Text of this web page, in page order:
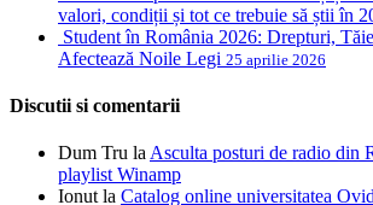
valori, condiții și tot ce trebuie să știi în
Student în România 2026: Drepturi,
Afectează Noile Legi 25 aprilie 2026
Discutii si comentarii
Dum Tru la Asculta posturi de radio din
playlist Winamp
Ionut la Catalog online universitatea